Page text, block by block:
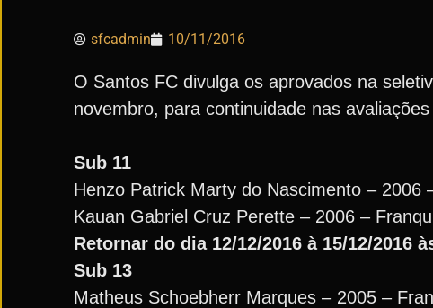
sfcadmin 10/11/2016
O Santos FC divulga os aprovados na
novembro, para continuidade nas
Sub 11
Henzo Patrick Marty do Nascimento – 2006
Kauan Gabriel Cruz Perette – 2006 –
Retornar do dia 12/12/2016 à 15/12/2016
Sub 13
Matheus Schoebherr Marques – 2005 –